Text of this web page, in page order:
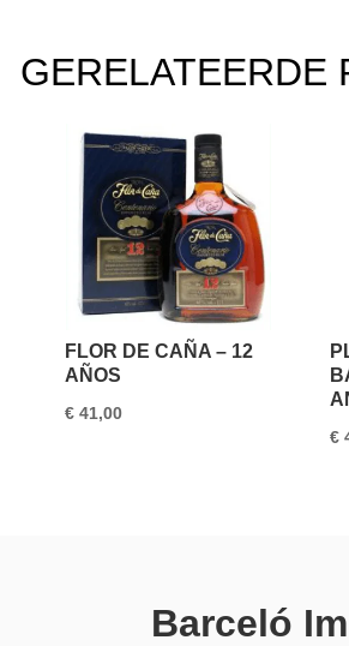
GERELATEERDE
FLOR DE CAÑA – 12
AÑOS
€ 41,00
€
Barceló